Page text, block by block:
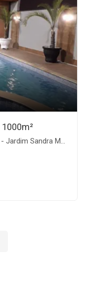
Maria, Taubaté-SP